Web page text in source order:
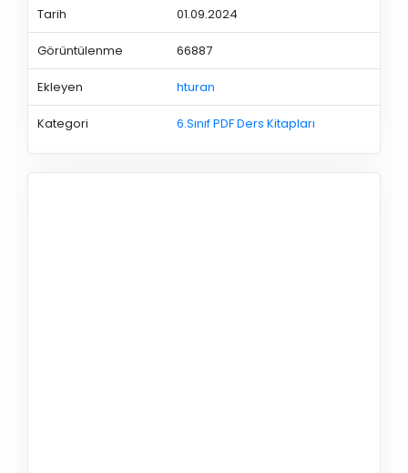
Tarih 01.09.2024
Görüntülenme 66887
Ekleyen hturan
Kategori 6.Sınıf PDF Ders Kitapları